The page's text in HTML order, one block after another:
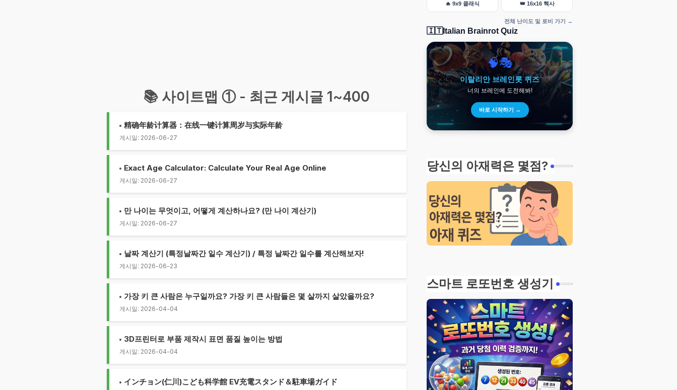
📚 사이트맵 ① - 최근 게시글 1~400
精确年龄计算器：在线一键计算周岁与实际年龄
게시일: 2026-06-27
Exact Age Calculator: Calculate Your Real Age Online
게시일: 2026-06-27
만 나이는 무엇이고, 어떻게 계산하나요? (만 나이 계산기)
게시일: 2026-06-27
날짜 계산기 (특정날짜간 일수 계산기) / 특정 날짜간 일수를 계산해보자!
게시일: 2026-06-23
가장 키 큰 사람은 누구일까요? 가장 키 큰 사람들은 몇 살까지 살았을까요?
게시일: 2026-04-04
3D프린터로 부품 제작시 표면 품질 높이는 방법
게시일: 2026-04-04
インチョン(仁川)こども科学館 EV充電スタンド＆駐車場ガイド
🔥 9x9 클래식 👑 16x16 헥사
전체 난이도 및 로비 가기 →
🇮🇹Italian Brainrot Quiz
🧠🎭
이탈리안 브레인롯 퀴즈
너의 브레인에 도전해봐!
바로 시작하기 →
당신의 아재력은 몇점?
스마트 로또번호 생성기